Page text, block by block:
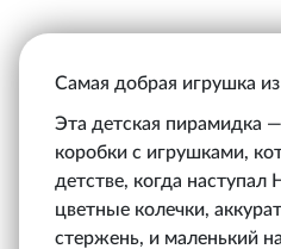
Самая добрая игрушка
Эта детская пирамидка
коробки с игрушками,
детстве, когда
цветные колечки,
стержень, и маленький